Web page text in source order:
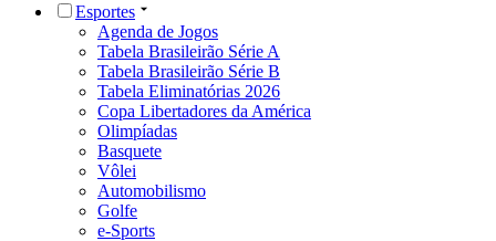
Esportes
Agenda de Jogos
Tabela Brasileirão Série A
Tabela Brasileirão Série B
Tabela Eliminatórias 2026
Copa Libertadores da América
Olimpíadas
Basquete
Vôlei
Automobilismo
Golfe
e-Sports